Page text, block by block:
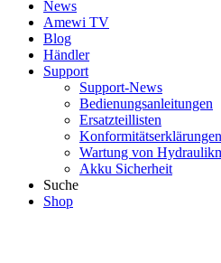
News
Amewi TV
Blog
Händler
Support
Support-News
Bedienungsanleitungen
Ersatzteillisten
Konformitätserklärungen
Wartung von
Akku Sicherheit
Suche
Shop